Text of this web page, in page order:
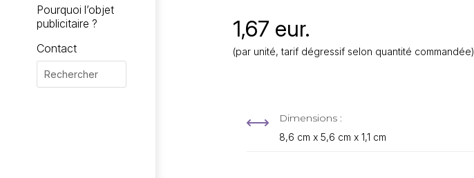
Pourquoi l’objet
publicitaire ?
Contact
1,67 eur.
(par unité, tarif dégressif selon quantité commandée)
, Dimensions :
8,6 cm x 5,6 cm x 1,1 cm